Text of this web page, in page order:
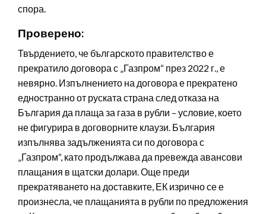
спора.
Проверено:
Твърдението, че българското правителство е
прекратило договора с „Газпром“ през 2022 г., е
невярно. Изпълнението на договора е прекратено
едностранно от руската страна след отказа на
България да плаща за газа в рубли – условие, което
не фигурира в договорните клаузи. България
изпълнява задълженията си по договора с
„Газпром“, като продължава да превежда авансови
плащания в щатски долари. Още преди
прекратяването на доставките, ЕК изрично се е
произнесла, че плащанията в рубли по предложения